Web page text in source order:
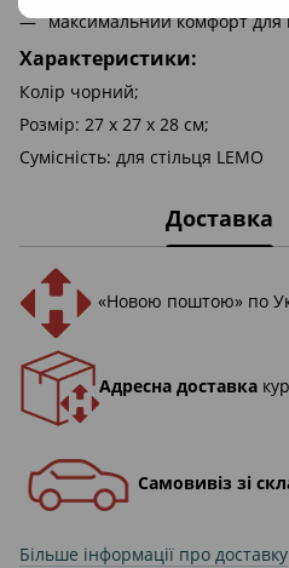
максимальний комфорт для
Характеристики:
Колір чорний;
Розмір: 27 x 27 x 28 см;
Сумісність: для стільця LEMO
Доставка
«Новою поштою» по
Адресна доставка
Самовивіз зі
Більше інформації про доставку